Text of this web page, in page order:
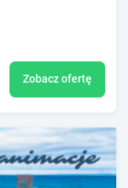
Zobacz ofertę